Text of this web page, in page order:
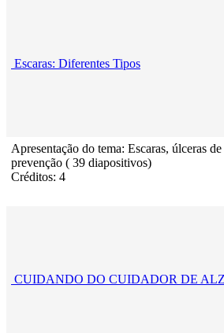
Escaras: Diferentes Tipos
Apresentação do tema: Escaras, úlceras
prevenção ( 39 diapositivos)
Créditos: 4
CUIDANDO DO CUIDADOR DE